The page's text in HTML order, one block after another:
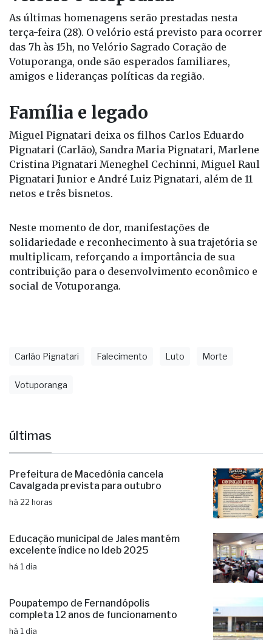
As últimas homenagens serão prestadas nesta
terça-feira (28). O velório está previsto para ocorrer
das 7h às 15h, no Velório Sagrado Coração de
Votuporanga, onde são esperados familiares,
amigos e lideranças políticas da região.
Família e legado
Miguel Pignatari deixa os filhos Carlos Eduardo
Pignatari (Carlão), Sandra Maria Pignatari, Marlene
Cristina Pignatari Meneghel Cechinni, Miguel Raul
Pignatari Junior e André Luiz Pignatari, além de 11
netos e três bisnetos.
Neste momento de dor, manifestações de
solidariedade e reconhecimento à sua trajetória se
multiplicam, reforçando a importância de sua
contribuição para o desenvolvimento econômico e
social de Votuporanga.
Carlão Pignatari Falecimento Luto Morte
Votuporanga
últimas
Prefeitura de Macedônia cancela
Cavalgada prevista para outubro
há 22 horas
Educação municipal de Jales mantém
excelente índice no Ideb 2025
há 1 dia
Poupatempo de Fernandópolis
completa 12 anos de funcionamento
há 1 dia